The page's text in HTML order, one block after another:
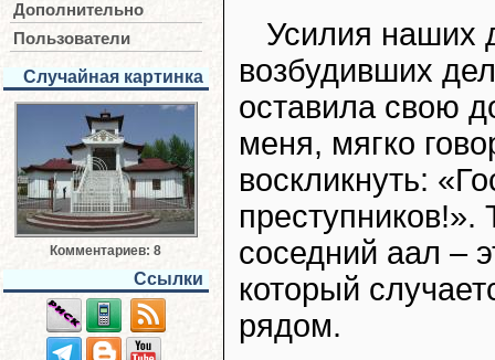
Дополнительно
Пользователи
Случайная картинка
Комментариев: 8
Ссылки
Усилия наших
возбудивших
оставила свою
меня, мягко
воскликнуть:
преступников!».
соседний аал –
который
рядом.